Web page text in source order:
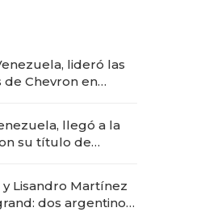
lideró las
de Chevron en
llegó a la
su título de
premium"
Lisandro Martínez
dos argentinos